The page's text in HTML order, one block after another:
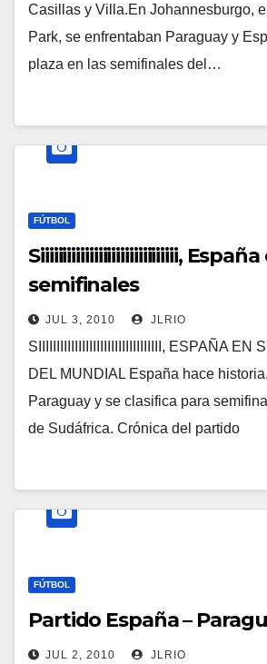
Casillas y Villa.En Johannesburgo,
Park, se enfrentaban Paraguay y
plaza en las semifinales del…
FÚTBOL
Siiiiiiiiiiiiiiiiiiiiiiiiiiiiiii, España
semifinales
JUL 3, 2010 JLRIO
SIIIIIIIIIIIIIIIIIIIIIIIIIIIIIIIIII, ESPAÑA EN
DEL MUNDIAL España hace
Paraguay y se clasifica para
de Sudáfrica. Crónica del partido
FÚTBOL
Partido España –
JUL 2, 2010 JLRIO